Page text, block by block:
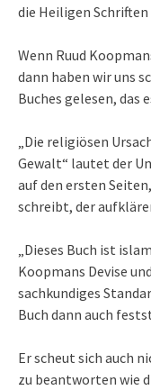
die Heiligen
Wenn Ruud
dann haben wir uns
Buches gelesen, das
„Die religiösen
Gewalt“ lautet der
auf den ersten
schreibt, der
„Dieses Buch ist
Koopmans Devise
sachkundiges
Buch dann auch
Er scheut sich auch
zu beantworten wie